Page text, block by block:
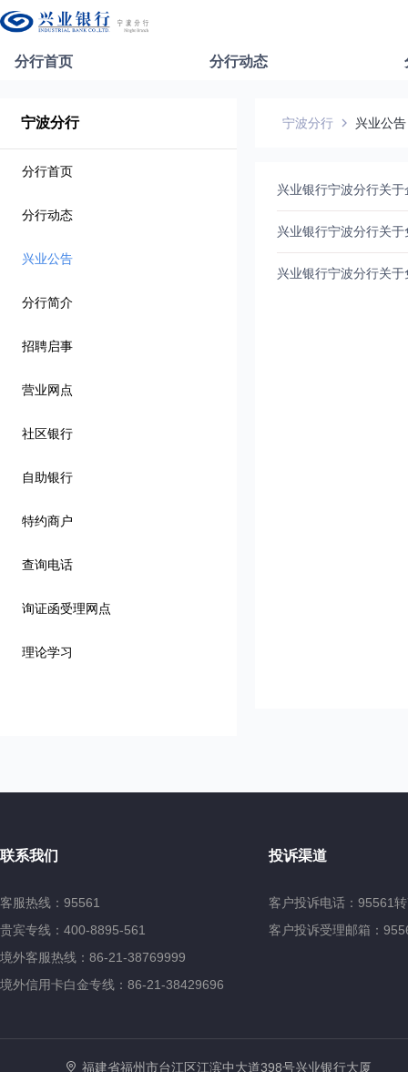
分行首页 分行动态
宁波分行
分行首页
分行动态
兴业公告
分行简介
招聘启事
营业网点
社区银行
自助银行
特约商户
查询电话
询证函受理网点
理论学习
宁波分行 兴业公告
兴业银行宁波分行关
兴业银行宁波分行关
兴业银行宁波分行关
联系我们
客服热线：95561
贵宾专线：400-8895-561
境外客服热线：86-21-38769999
境外信用卡白金专线：86-21-38429696
投诉渠道
客户投诉电话：95561
客户投诉受理邮箱：
福建省福州市台江区江滨中大道398号兴业银行大厦